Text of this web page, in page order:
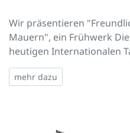
Wir präsentieren
Mauern", ein Frühwerk
heutigen Internationalen
mehr dazu